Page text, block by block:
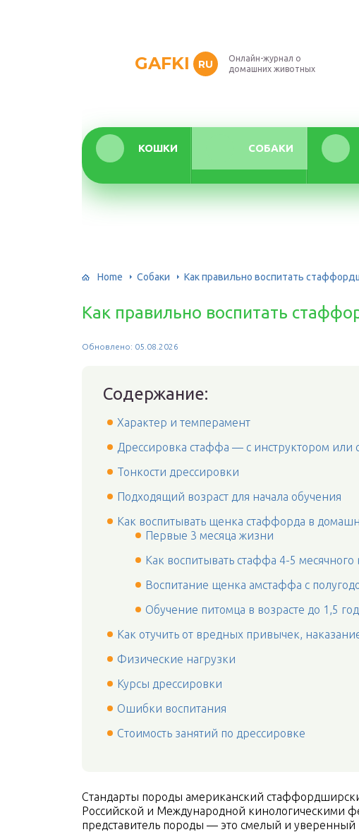
GAFKI RU
Онлайн-журнал о
домашних животных
КОШКИ СОБАКИ
Home Собаки Как правильно воспитать
Как правильно воспитать
Обновлено: 05.08.2026
Содержание:
Характер и темперамент
Дрессировка стаффа — с инструктором или
Тонкости дрессировки
Подходящий возраст для начала обучения
Как воспитывать щенка стаффорда в
Первые 3 месяца жизни
Как воспитывать стаффа 4-5 месячного
Воспитание щенка амстаффа с
Обучение питомца в возрасте до 1,5
Как отучить от вредных привычек,
Физические нагрузки
Курсы дрессировки
Ошибки воспитания
Стоимость занятий по дрессировке
Стандарты породы американский
Российской и Международной кинологическими
представитель породы — это смелый и уверенный